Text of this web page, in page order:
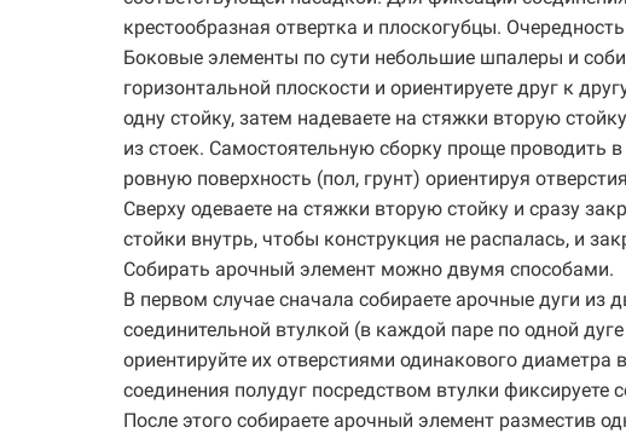
крестообразная отвертка и плоскогубцы.
Боковые элементы по сути небольшие шпалеры и
горизонтальной плоскости и ориентируете друг к
одну стойку, затем надеваете на стяжки вторую
из стоек. Самостоятельную сборку проще проводить
ровную поверхность (пол, грунт) ориентируя
Сверху одеваете на стяжки вторую стойку и сразу
стойки внутрь, чтобы конструкция не распалась, и
Собирать арочный элемент можно двумя способами.
В первом случае сначала собираете арочные дуги из
соединительной втулкой (в каждой паре по одной
ориентируйте их отверстиями одинакового диаметра
соединения полудуг посредством втулки
После этого собираете арочный элемент разместив